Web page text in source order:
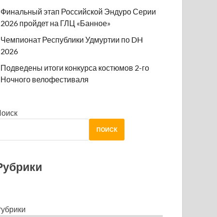
Финальный этап Российской Эндуро Серии
2026 пройдет на ГЛЦ «Банное»
Чемпионат Республики Удмуртии по DH
2026
Подведены итоги конкурса костюмов 2-го
Ночного велофестиваля
ПОИСК